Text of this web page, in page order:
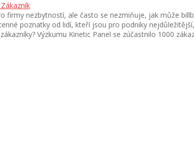
Zákazník
firmy nezbytností, ale často se nezmiňuje, jak může
poznatky od lidí, kteří jsou pro podniky
Výzkumu Kinetic Panel se zúčastnilo 1000